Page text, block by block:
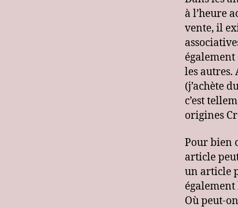
à l’heure
vente, il
les autres.
(j’achète
c’est
origines
Pour bien
article
un article
également
Où peut-